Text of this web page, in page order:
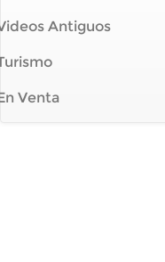
Antiguos
Venta